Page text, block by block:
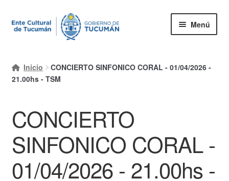
Ir
a
Ir
al
Menú
Mi cuenta
Finalizar compra
Ayuda Rapida
Inicio
CONCIERTO SINFONICO CORAL - 01/04/2026 -
21.00hs - TSM
CONCIERTO
SINFONICO CORAL -
01/04/2026 - 21.00hs -